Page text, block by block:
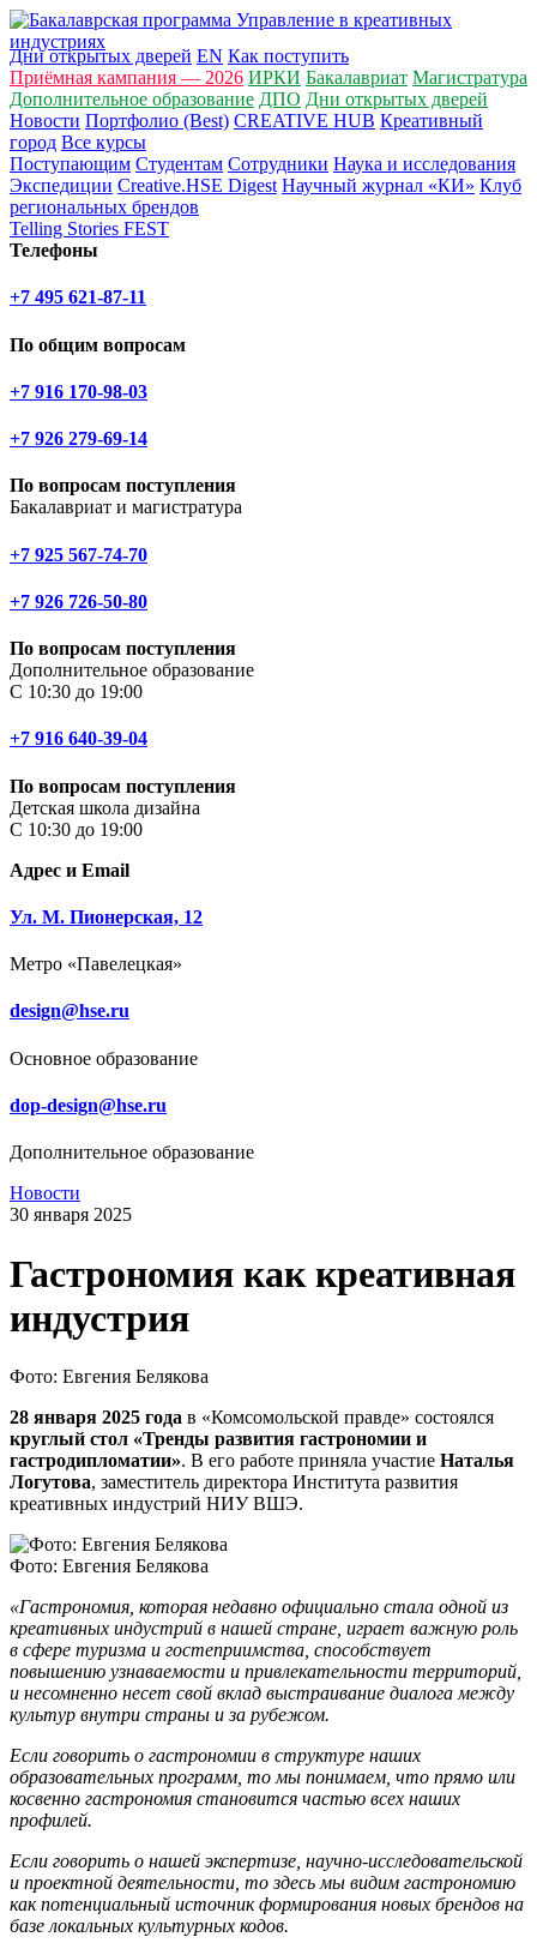
Дни открытых дверей EN Как поступить
Приёмная кампания — 2026 ИРКИ Бакалавриат Магистратура
Дополнительное образование ДПО Дни открытых дверей
Новости Портфолио (Best) CREATIVE HUB Креативный
город Все курсы
Поступающим Студентам Сотрудники Наука и исследования
Экспедиции Creative.HSE Digest Научный журнал «КИ» Клуб
региональных брендов
Telling Stories FEST
Телефоны
+7 495 621-87-11
По общим вопросам
+7 916 170-98-03
+7 926 279-69-14
По вопросам поступления
Бакалавриат и магистратура
+7 925 567-74-70
+7 926 726-50-80
По вопросам поступления
Дополнительное образование
С 10:30 до 19:00
+7 916 640-39-04
По вопросам поступления
Детская школа дизайна
С 10:30 до 19:00
Адрес и Email
Ул. М. Пионерская, 12
Метро «Павелецкая»
design@hse.ru
Основное образование
dop-design@hse.ru
Дополнительное образование
Новости
30 января 2025
Гастрономия как креативная
индустрия
Фото: Евгения Белякова
28 января 2025 года в «Комсомольской правде» состоялся
круглый стол «Тренды развития гастрономии и
гастродипломатии». В его работе приняла участие Наталья
Логутова, заместитель директора Института развития
креативных индустрий НИУ ВШЭ.
Фото: Евгения Белякова
«Гастрономия, которая недавно официально стала одной из
креативных индустрий в нашей стране, играет важную роль
в сфере туризма и гостеприимства, способствует
повышению узнаваемости и привлекательности территорий,
и несомненно несет свой вклад выстраивание диалога между
культур внутри страны и за рубежом.
Если говорить о гастрономии в структуре наших
образовательных программ, то мы понимаем, что прямо или
косвенно гастрономия становится частью всех наших
профилей.
Если говорить о нашей экспертизе, научно-исследовательской
и проектной деятельности, то здесь мы видим гастрономию
как потенциальный источник формирования новых брендов на
базе локальных культурных кодов.